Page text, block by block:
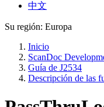
中文
Su región: Europa
Inicio
ScanDoc
Guía de J2534
Descripción de las